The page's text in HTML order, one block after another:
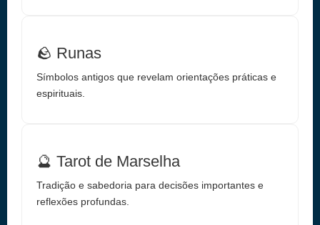
🪨 Runas
Símbolos antigos que revelam orientações práticas e
espirituais.
🔮 Tarot de Marselha
Tradição e sabedoria para decisões importantes e
reflexões profundas.